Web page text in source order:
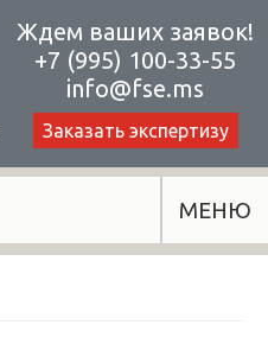
Ждем ваших заявок!
+7 (995) 100-33-55
info@fse.ms
Заказать экспертизу
МЕНЮ